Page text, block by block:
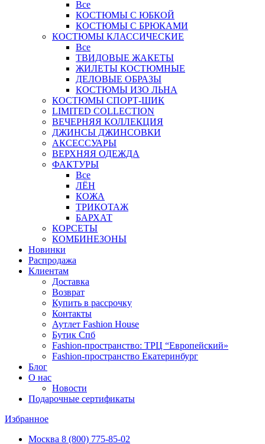
Все
КОСТЮМЫ С ЮБКОЙ
КОСТЮМЫ С БРЮКАМИ
КОСТЮМЫ КЛАССИЧЕСКИЕ
Все
ТВИДОВЫЕ ЖАКЕТЫ
ЖИЛЕТЫ КОСТЮМНЫЕ
ДЕЛОВЫЕ ОБРАЗЫ
КОСТЮМЫ ИЗО ЛЬНА
КОСТЮМЫ СПОРТ-ШИК
LIMITED COLLECTION
ВЕЧЕРНЯЯ КОЛЛЕКЦИЯ
ДЖИНСЫ ДЖИНСОВКИ
АКСЕССУАРЫ
ВЕРХНЯЯ ОДЕЖДА
ФАКТУРЫ
Все
ЛЁН
КОЖА
ТРИКОТАЖ
БАРХАТ
КОРСЕТЫ
КОМБИНЕЗОНЫ
Новинки
Распродажа
Клиентам
Доставка
Возврат
Купить в рассрочку
Контакты
Аутлет Fashion House
Бутик Спб
Fashion-пространство: ТРЦ “Европейский»
Fashion-пространство Екатеринбург
Блог
О нас
Новости
Подарочные сертификаты
Избранное
Москва 8 (800) 775-85-02